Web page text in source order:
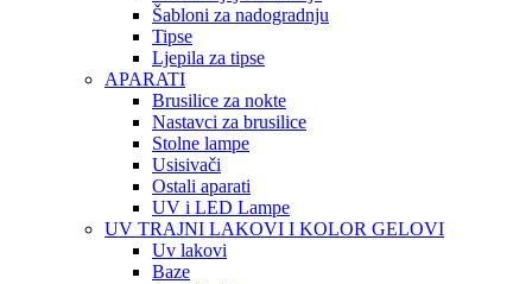
Šabloni za nadogradnju
Tipse
Ljepila za tipse
APARATI
Brusilice za nokte
Nastavci za brusilice
Stolne lampe
Usisivači
Ostali aparati
UV i LED Lampe
UV TRAJNI LAKOVI I KOLOR GELOVI
Uv lakovi
Baze